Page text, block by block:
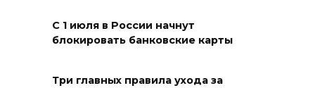
С 1 июля в России начнут
блокировать банковские карты
Три главных правила ухода за